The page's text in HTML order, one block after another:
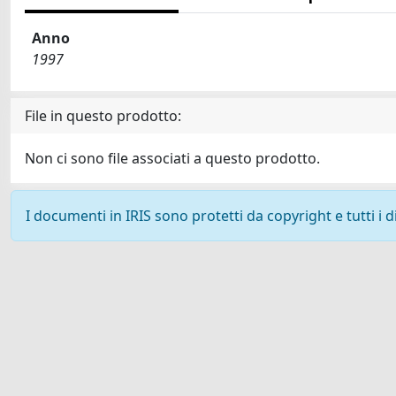
Anno
1997
File in questo prodotto:
Non ci sono file associati a questo prodotto.
I documenti in IRIS sono protetti da copyright e tutti i